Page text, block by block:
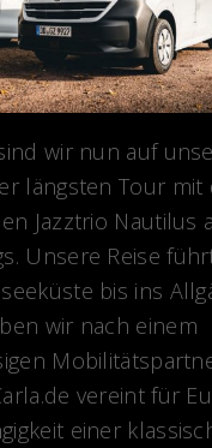
wir nun auf
längsten Tour mit
Jazztrio Nautilus
Unsere Reise
bis ins
wir nach einem
vereint für
einer